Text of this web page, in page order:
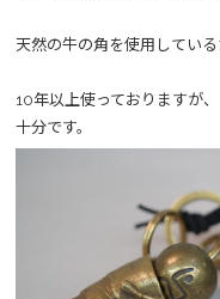
天然の牛の角を使用している
10年以上使っておりますが
十分です。